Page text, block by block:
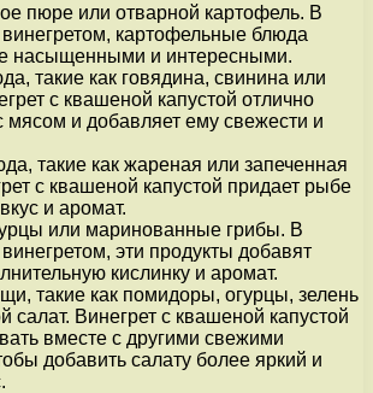
пюре или отварной картофель. В
винегретом, картофельные блюда
насыщенными и интересными.
такие как говядина, свинина или
с квашеной капустой отлично
мясом и добавляет ему свежести и
такие как жареная или запеченная
с квашеной капустой придает рыбе
и аромат.
или маринованные грибы. В
эти продукты добавят
кислинку и аромат.
такие как помидоры, огурцы, зелень
салат. Винегрет с квашеной капустой
вместе с другими свежими
добавить салату более яркий и